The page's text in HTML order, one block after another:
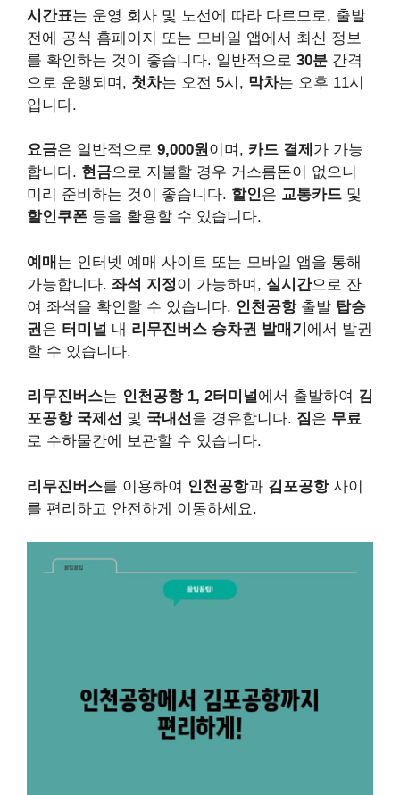
시간표는 운영 회사 및 노선에 따라 다르므로, 출발
전에 공식 홈페이지 또는 모바일 앱에서 최신 정보
를 확인하는 것이 좋습니다. 일반적으로 30분 간격
으로 운행되며, 첫차는 오전 5시, 막차는 오후 11시
입니다.
요금은 일반적으로 9,000원이며, 카드 결제 가 가능
합니다. 현금으로 지불할 경우 거스름돈이 없으니
미리 준비하는 것이 좋습니다. 할인은 교통카드 및
할인쿠폰 등을 활용할 수 있습니다.
예매 는 인터넷 예매 사이트 또는 모바일 앱을 통해
가능합니다. 좌석 지정이 가능하며, 실시간으로 잔
여 좌석을 확인할 수 있습니다. 인천공항출발 탑승
권 은 터미널 내 리무진버스 승차권 발매기 에서 발권
할 수 있습니다.
리무진버스는 인천공항 1, 2터미널에서 출발하여 김
포공항 국제선 및 국내선을 경유합니다. 짐은 무료
로 수하물칸에 보관할 수 있습니다.
리무진버스를 이용하여 인천공항과 김포공항사이
를 편리하고 안전하게 이동하세요.